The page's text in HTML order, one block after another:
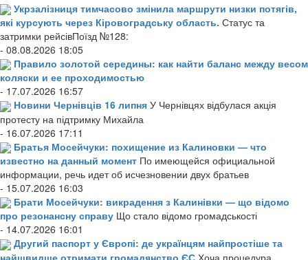
Укрзалізниця тимчасово змінила маршрути низки потягів,
які курсують через Кіровоградську область. Статус та
затримки рейсівПоїзд №128:
- 08.08.2026 18:05
Правило золотой середины: как найти баланс между весом
коляски и ее проходимостью
- 17.07.2026 16:57
Новини Чернівців 16 липня У Чернівцях відбулася акція
протесту на підтримку Михайла
- 16.07.2026 17:11
Братья Мосейчуки: похищение из Калиновки — что
известно на данный момент По имеющейся официальной
информации, речь идет об исчезновении двух братьев
- 15.07.2026 16:03
Брати Мосейчуки: викрадення з Калинівки — що відомо
про резонансну справу Що стало відомо громадськості
- 14.07.2026 16:01
Другий паспорт у Європі: де українцям найпростіше та
найшвидше отримати громадянство ЄС Хоча процедура